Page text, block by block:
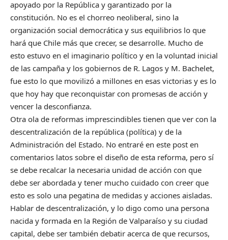
apoyado por la República y garantizado por la
constitución. No es el chorreo neoliberal, sino la
organización social democrática y sus equilibrios lo que
hará que Chile más que crecer, se desarrolle. Mucho de
esto estuvo en el imaginario político y en la voluntad inicial
de las campaña y los gobiernos de R. Lagos y M. Bachelet,
fue esto lo que movilizó a millones en esas victorias y es lo
que hoy hay que reconquistar con promesas de acción y
vencer la desconfianza.
Otra ola de reformas imprescindibles tienen que ver con la
descentralización de la república (política) y de la
Administración del Estado. No entraré en este post en
comentarios latos sobre el diseño de esta reforma, pero sí
se debe recalcar la necesaria unidad de acción con que
debe ser abordada y tener mucho cuidado con creer que
esto es solo una pegatina de medidas y acciones aisladas.
Hablar de descentralización, y lo digo como una persona
nacida y formada en la Región de Valparaíso y su ciudad
capital, debe ser también debatir acerca de que recursos,